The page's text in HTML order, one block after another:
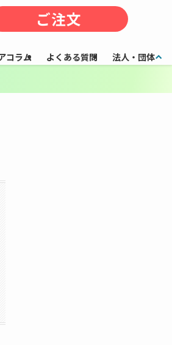
ご注文
コラム よくある質問 法人・団体